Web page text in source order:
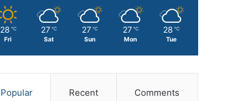
28 ℃
Fri
27 ℃
Sat
27 ℃
Sun
27 ℃
Mon
28 ℃
Tue
Popular Recent Comments